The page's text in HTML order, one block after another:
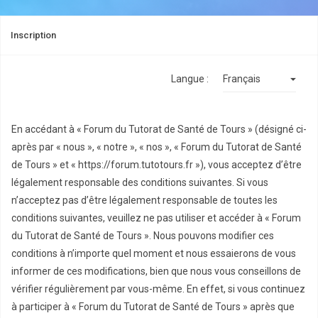
Inscription
Langue :
En accédant à « Forum du Tutorat de Santé de Tours » (désigné ci-
après par « nous », « notre », « nos », « Forum du Tutorat de Santé
de Tours » et « https://forum.tutotours.fr »), vous acceptez d’être
légalement responsable des conditions suivantes. Si vous
n’acceptez pas d’être légalement responsable de toutes les
conditions suivantes, veuillez ne pas utiliser et accéder à « Forum
du Tutorat de Santé de Tours ». Nous pouvons modifier ces
conditions à n’importe quel moment et nous essaierons de vous
informer de ces modifications, bien que nous vous conseillons de
vérifier régulièrement par vous-même. En effet, si vous continuez
à participer à « Forum du Tutorat de Santé de Tours » après que